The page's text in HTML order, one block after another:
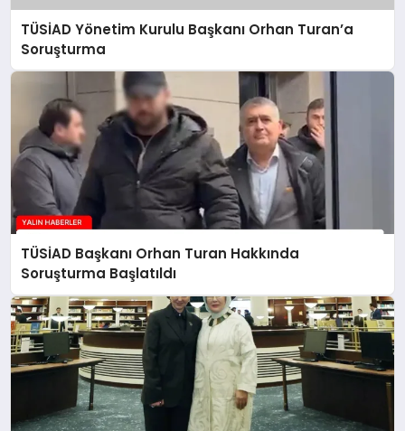
TÜSİAD Yönetim Kurulu Başkanı Orhan Turan’a
Soruşturma
TÜSİAD Başkanı Orhan Turan Hakkında
Soruşturma Başlatıldı